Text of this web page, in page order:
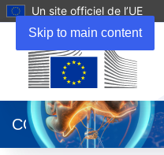
Skip to main content
Un site officiel de l’UE
dans
une
nouvelle
CORDIS